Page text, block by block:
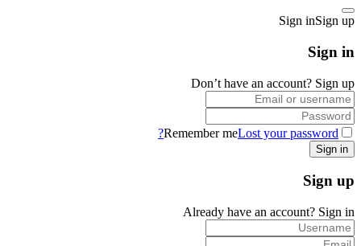
Sign inSign up
Sign in
Don’t have an account? Sign up
Remember meLost your password?
Sign up
Already have an account? Sign in